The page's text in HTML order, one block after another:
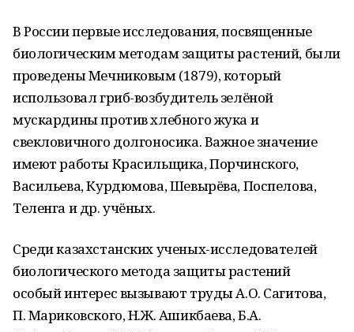
В России первые исследования, посвященные
биологическим методам защиты растений, были
проведены Мечниковым (1879), который
использовал гриб-возбудитель зелёной
мускардины против хлебного жука и
свекловичного долгоносика. Важное значение
имеют работы Красильщика, Порчинского,
Васильева, Курдюмова, Шевырёва, Поспелова,
Теленга и др. учёных.
Среди казахстанских ученых-исследователей
биологического метода защиты растений
особый интерес вызывают труды А.О. Сагитова,
П. Мариковского, Н.Ж. Ашикбаева, Б.А.